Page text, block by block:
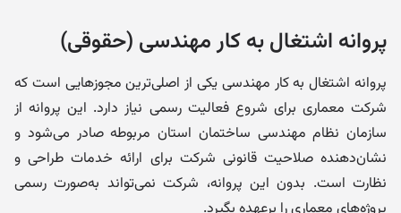
پروانه اشتغال به کار مهندسی (حقوقی)
پروانه اشتغال به کار مهندسی یکی از اصلی‌ترین مجوزهایی است که
شرکت معماری برای شروع فعالیت رسمی نیاز دارد. این پروانه از
سازمان نظام مهندسی ساختمان استان مربوطه صادر می‌شود و
نشان‌دهنده صلاحیت قانونی شرکت برای ارائه خدمات طراحی و
نظارت است. بدون این پروانه، شرکت نمی‌تواند به‌صورت رسمی